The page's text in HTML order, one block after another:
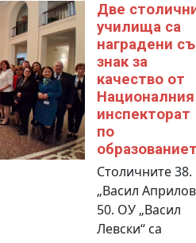
Две
училища са
наградени
знак за
качество от
Националния
инспекторат
по
Столичните
„Васил
50. ОУ „Васил
Левски“ са